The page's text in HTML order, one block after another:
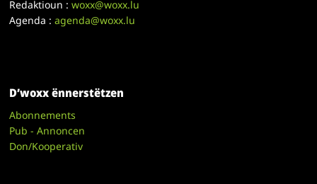
Redaktioun :woxx@woxx.lu
Agenda :agenda@woxx.lu
D’woxx ënnerstëtzen
Abonnements
Pub - Annoncen
Don/Kooperativ